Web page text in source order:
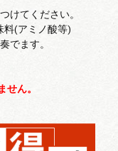
けてください。
料(アミノ酸等)
でます。
ん。